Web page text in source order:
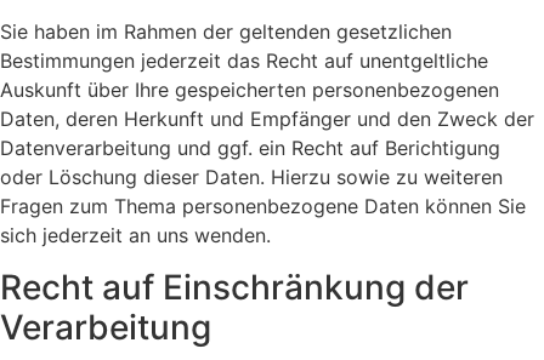
Sie haben im Rahmen der geltenden gesetzlichen
Bestimmungen jederzeit das Recht auf unentgeltliche
Auskunft über Ihre gespeicherten personenbezogenen
Daten, deren Herkunft und Empfänger und den Zweck der
Datenverarbeitung und ggf. ein Recht auf Berichtigung
oder Löschung dieser Daten. Hierzu sowie zu weiteren
Fragen zum Thema personenbezogene Daten können Sie
sich jederzeit an uns wenden.
Recht auf Einschränkung der
Verarbeitung